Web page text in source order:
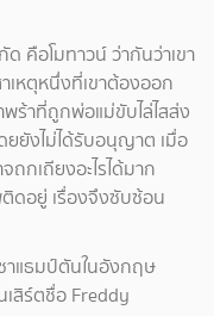
คือโมทาวน์ ว่ากันว่าเขา
เหตุหนึ่งที่เขาต้องออก
ร้าที่ถูกพ่อแม่ขับไล่ไสส่ง
ยยังไม่ได้รับอนุญาต เมื่อ
ถกเถียงอะไรได้มาก
ดอยู่ เรื่องจึงซับซ้อน
าแธมป์ตันในอังกฤษ
สิร์ตชื่อ Freddy